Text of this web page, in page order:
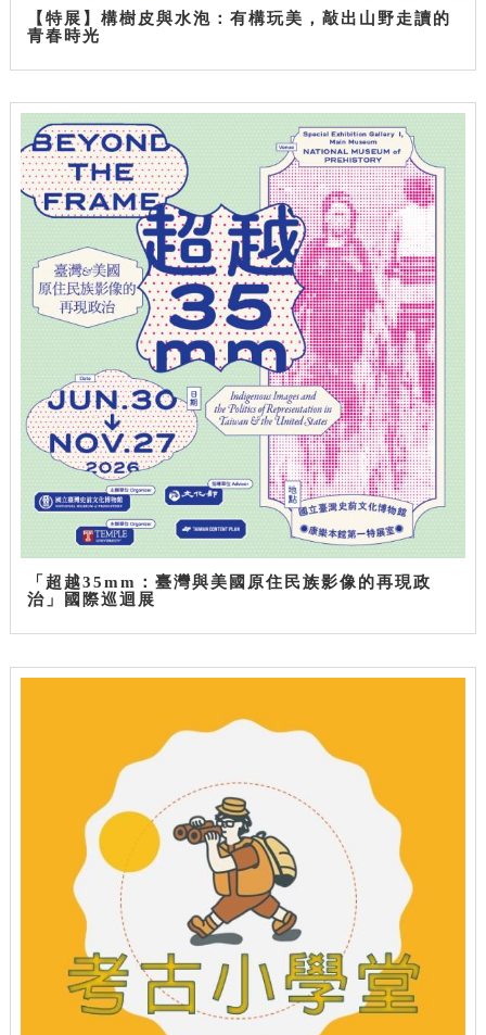
【特展】構樹皮與水泡：有構玩美，敲出山野走讀的
青春時光
「超越35mm：臺灣與美國原住民族影像的再現政
治」國際巡迴展